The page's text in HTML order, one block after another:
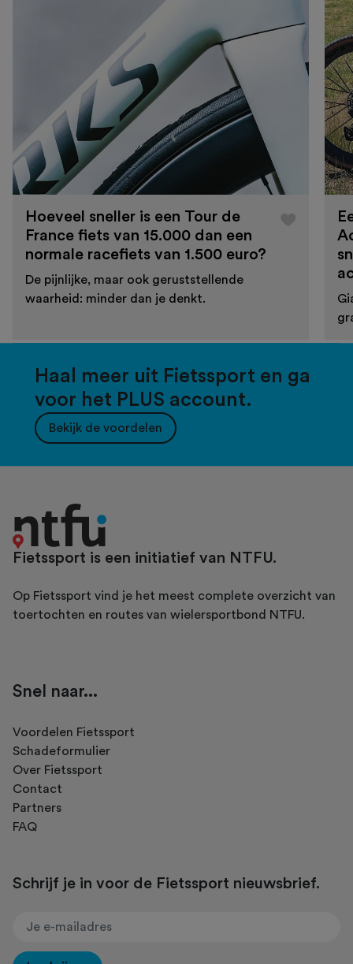
Hoeveel sneller is een Tour de
France fiets van 15.000 dan een
normale racefiets van 1.500 euro?
De pijnlijke, maar ook geruststellende
waarheid: minder dan je denkt.
Haal meer uit Fietssport en ga
voor het PLUS account.
Bekijk de voordelen
Fietssport is een initiatief van NTFU.
Op Fietssport vind je het meest complete overzicht van
toertochten en routes van wielersportbond NTFU.
Snel naar...
Voordelen Fietssport
Schadeformulier
Over Fietssport
Contact
Partners
FAQ
Schrijf je in voor de Fietssport nieuwsbrief.